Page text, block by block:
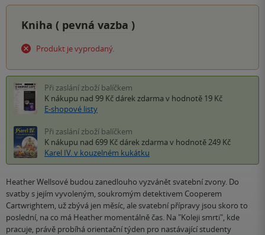
Kniha ( pevná vazba )
Produkt je vyprodaný.
Při zaslání zboží balíčkem
K nákupu nad 99 Kč dárek zdarma v hodnotě 19 Kč
E-shopové listy
Při zaslání zboží balíčkem
K nákupu nad 699 Kč dárek zdarma v hodnotě 249 Kč
Karel IV. v kouzelném kukátku
Heather Wellsové budou zanedlouho vyzvánět svatební zvony. Do
svatby s jejím vyvoleným, soukromým detektivem Cooperem
Cartwrightem, už zbývá jen měsíc, ale svatební přípravy jsou skoro to
poslední, na co má Heather momentálně čas. Na "Koleji smrti", kde
pracuje, právě probíhá orientační týden pro nastávající studenty